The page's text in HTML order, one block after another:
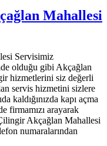
Mahallesi
Servisimiz
olduğu gibi Akçağlan
hizmetlerini siz değerli
servis hizmetini sizlere
kaldığınızda kapı açma
firmamızı arayarak
Akçağlan Mahallesi
numaralarından